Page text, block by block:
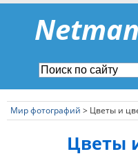
Netman
Мир фотографий > Цветы и
Цветы